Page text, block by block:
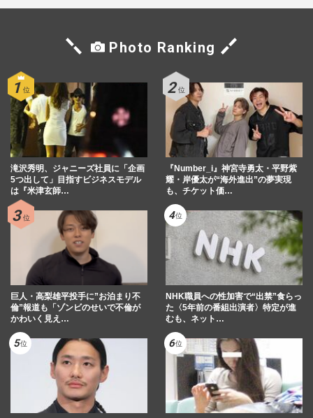
Photo Ranking
滝沢秀明、ジャニーズ社員に「企画
5つ出して」目指すビジネスモデル
は『米津玄師…
『Number_i』神宮寺勇太・平野紫
耀・岸優太が“海外進出”の夢実現
も、チケット価…
巨人・高梨雄平投手に”お泊まり不
倫”報道も「ゾンビのせいで不倫が
かわいく見え…
NHK職員への性加害で“出禁”食らっ
た〈5年前の番組出演者〉特定が進
むも、ネット…